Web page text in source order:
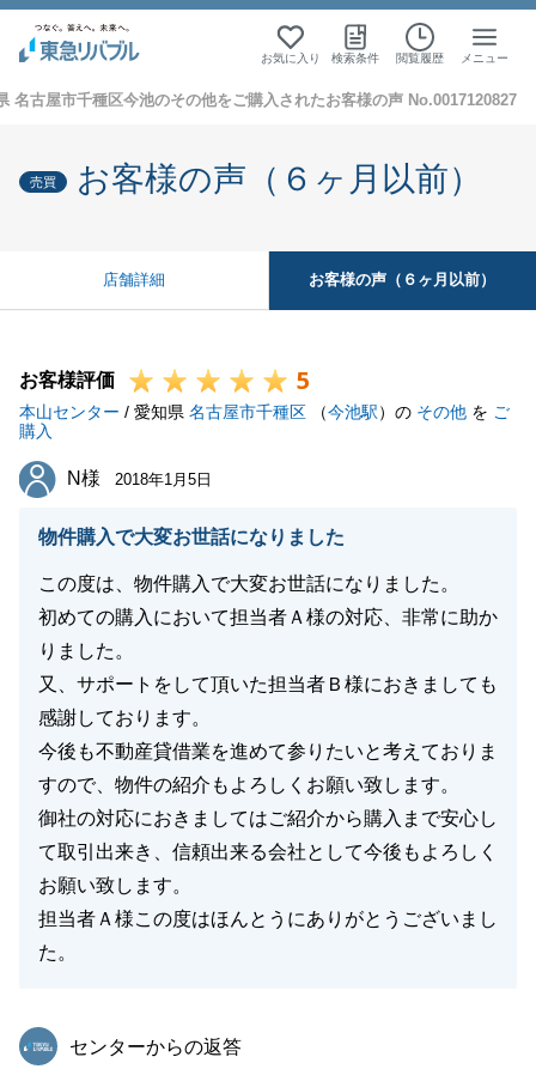
お気に入り 検索条件 閲覧履歴 メニュー
名古屋市千種区今池のその他をご購入されたお客様の声 No.0017120827
売買 お客様の声（６ヶ月以前）
店舗詳細 お客様の声（６ヶ月以前）
お客様評価 5
本山センター / 愛知県 名古屋市千種区 （今池駅）の その他 を ご
購入
N様
N様 2018年1月5日
物件購入で大変お世話になりました
この度は、物件購入で大変お世話になりました。
初めての購入において担当者Ａ様の対応、非常に助か
りました。
又、サポートをして頂いた担当者Ｂ様におきましても
感謝しております。
今後も不動産貸借業を進めて参りたいと考えておりま
すので、物件の紹介もよろしくお願い致します。
御社の対応におきましてはご紹介から購入まで安心し
て取引出来き、信頼出来る会社として今後もよろしく
お願い致します。
担当者Ａ様この度はほんとうにありがとうございまし
た。
東急リバブル
センターからの返答